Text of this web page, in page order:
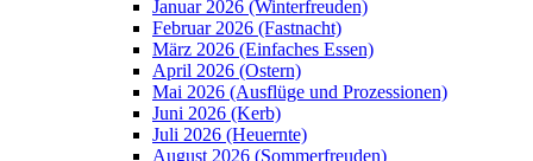
Januar 2026 (Winterfreuden)
Februar 2026 (Fastnacht)
März 2026 (Einfaches Essen)
April 2026 (Ostern)
Mai 2026 (Ausflüge und Prozessionen)
Juni 2026 (Kerb)
Juli 2026 (Heuernte)
August 2026 (Sommerfreuden)